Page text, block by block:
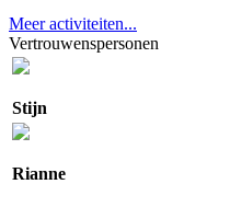
Meer activiteiten...
Vertrouwenspersonen
Stijn
Rianne